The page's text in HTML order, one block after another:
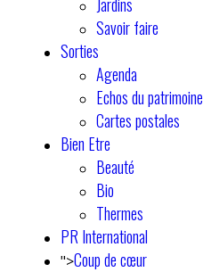
Savoir faire
Sorties
Agenda
Echos du patrimoine
Cartes postales
Bien Etre
Beauté
Bio
Thermes
PR International
">Coup de cœur